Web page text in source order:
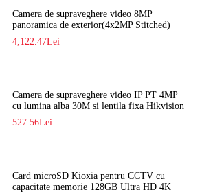
Camera de supraveghere video 8MP
panoramica de exterior(4x2MP Stitched)
Navaio NGC-7482PR
4,122.47Lei
Camera de supraveghere video IP PT 4MP
cu lumina alba 30M si lentila fixa Hikvision
DS-2DE2C400SCG-E F1
527.56Lei
Card microSD Kioxia pentru CCTV cu
capacitate memorie 128GB Ultra HD 4K